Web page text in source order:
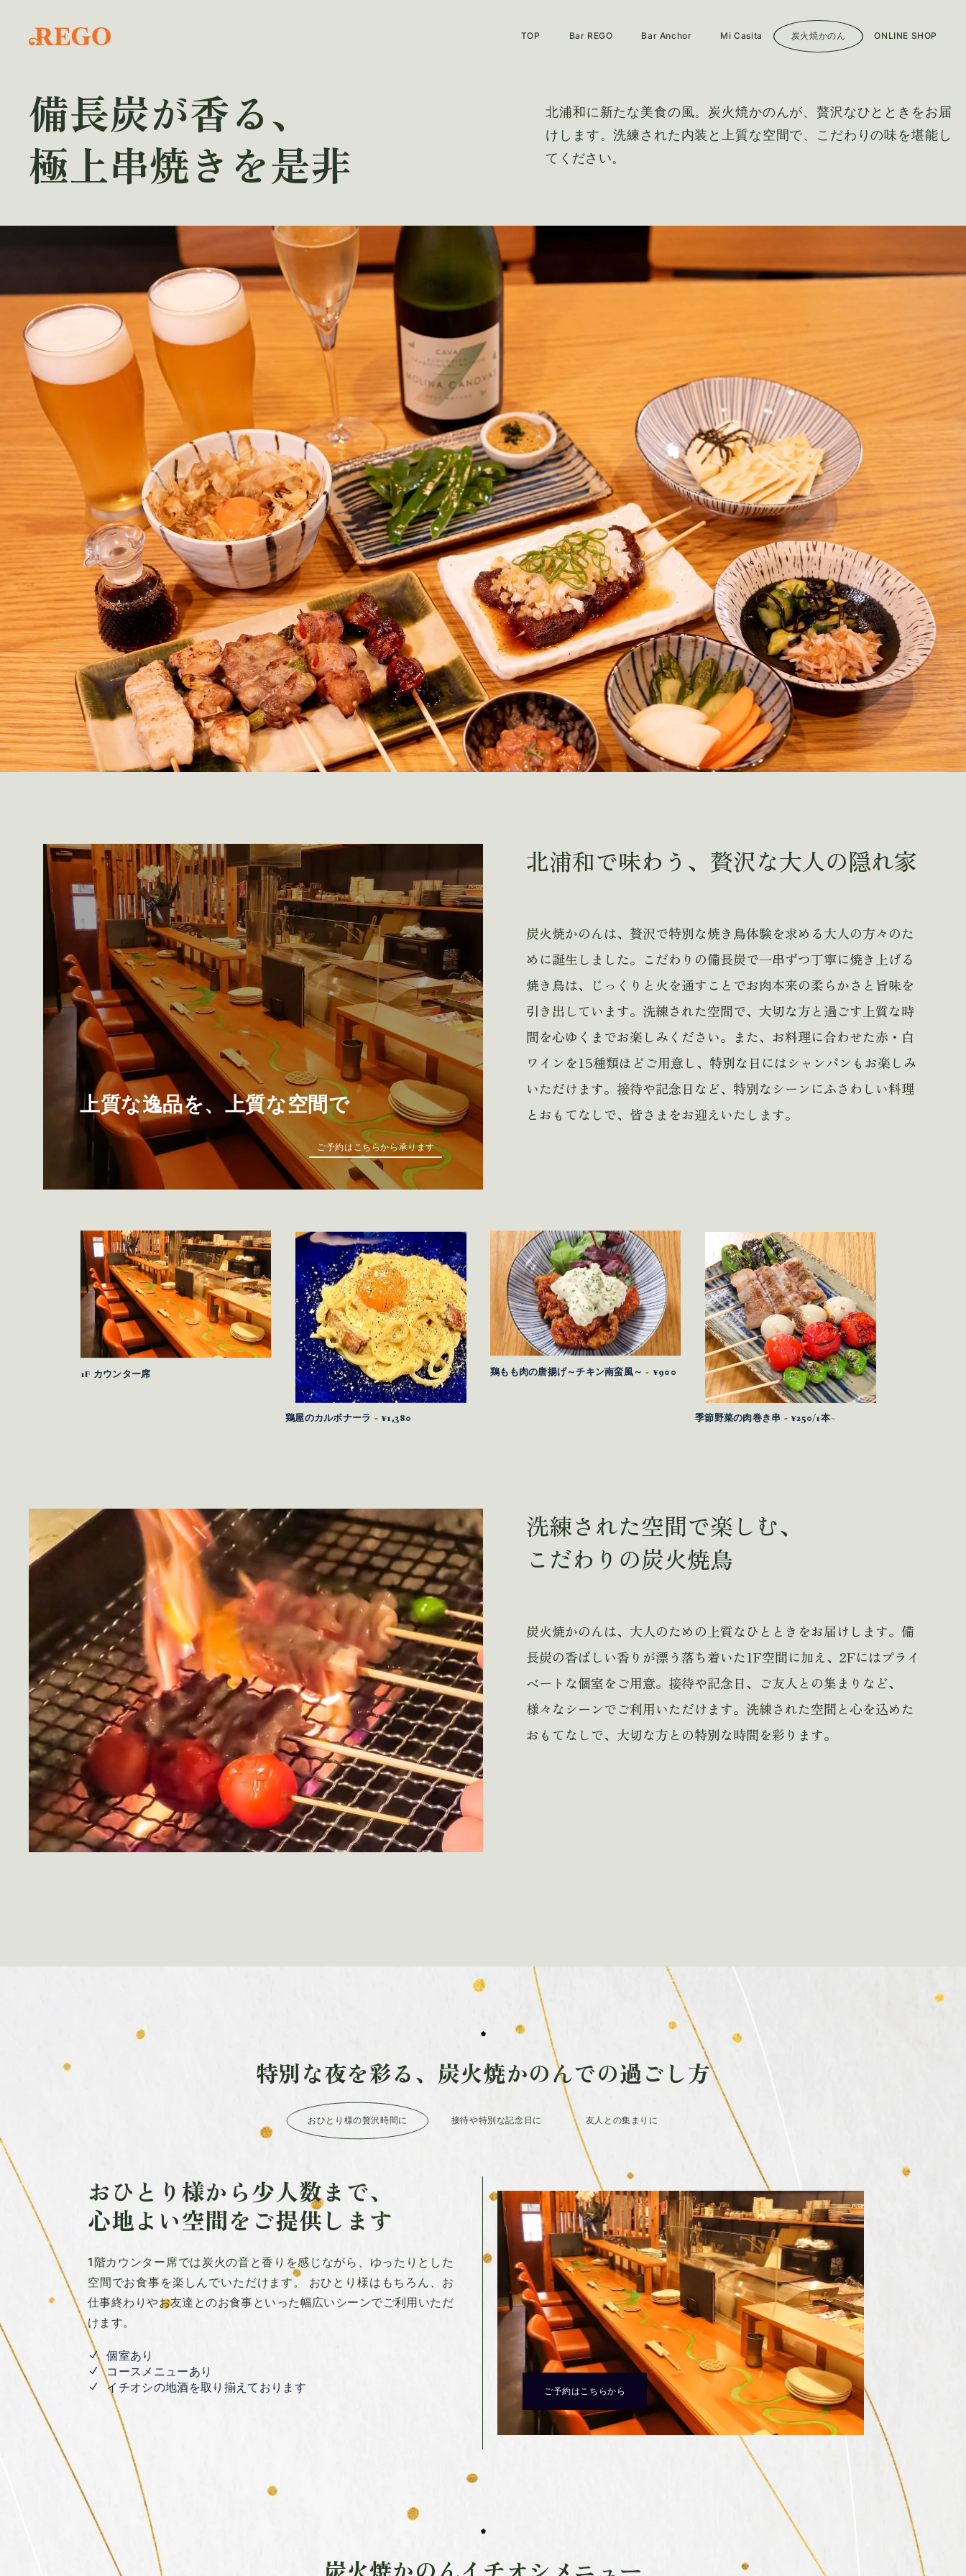
TOP Bar REGO
ブログ
Bar Anchor Mi Casita 炭火焼かのん ONLINE SHOP
備長炭が香る、
極上串焼きを是非
北浦和に新たな美食の風。 炭火焼かのんが、贅沢なひとときをお届
けします。洗練された内装と上質な空間で、こだわりの味を堪能し
てください。
上質な逸品を、 上質な空間で
ご予約はこちらから承ります
北浦和で味わう、 贅沢な大人の隠れ家
炭火焼かのんは、贅沢で特別な焼き鳥体験を求める大人の方々のた
めに誕生しました。 こだわりの備長炭で一串ずつ丁寧に焼き上げる
焼き鳥は、じっくりと火を通すことでお肉本来の柔らかさと旨味を
引き出しています。洗練された空間で、大切な方と過ごす上質な時
間を心ゆくまでお楽しみください。 また、お料理に合わせた赤・白
ワインを15種類ほどご用意し、特別な日にはシャンパンもお楽しみ
いただけます。接待や記念日など、特別なシーンにふさわしい料理
とおもてなしで、皆さまをお迎えいたします。
1F カウンター席
鶏屋のカルボナーラ - ¥1,380
鶏もも肉の唐揚げ～チキン南蛮風～ - ¥900
季節野菜の肉巻き串 - ¥250/1本~
洗練された空間で楽しむ、
こだわりの炭火焼鳥
炭火焼かのんは、大人のための上質なひとときをお届けします。 備
長炭の香ばしい香りが漂う落ち着いた1F空間に加え、2Fにはプライ
ベートな個室をご用意。接待や記念日、ご友人との集まりなど、
様々なシーンでご利用いただけます。洗練された空間と心を込めた
おもてなしで、大切な方との特別な時間を彩ります。
特別な夜を彩る、炭火焼かのんでの過ごし方
おひとり様の贅沢時間に 接待や特別な記念日に 友人との集まりに
おひとり様から少人数まで、
心地よい空間をご提供します
1階カウンター席では炭火の音と香りを感じながら、ゆったりとした
空間でお食事を楽しんでいただけます。 おひとり様はもちろん、お
仕事終わりやお友達とのお食事といった幅広いシーンでご利用いただ
けます。
個室あり
コースメニューあり
イチオシの地酒を取り揃えております
ご予約はこちらから